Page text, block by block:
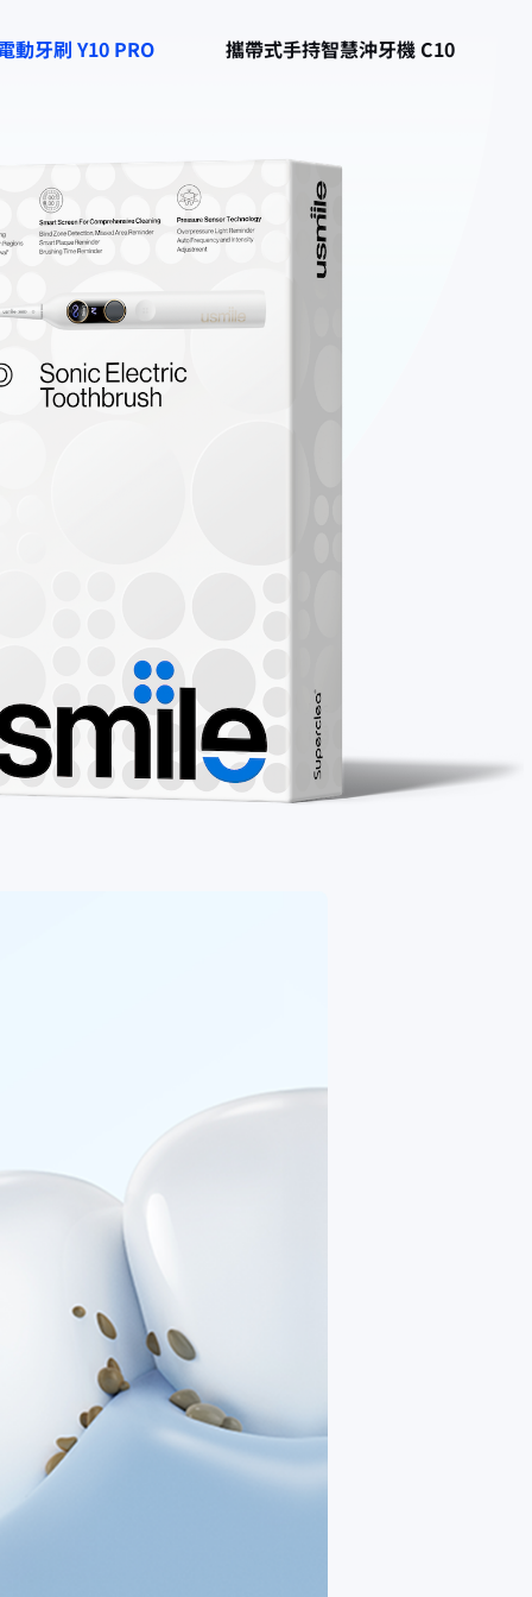
動牙刷 Y10 PRO​ 攜帶式手持智慧沖牙機 C10